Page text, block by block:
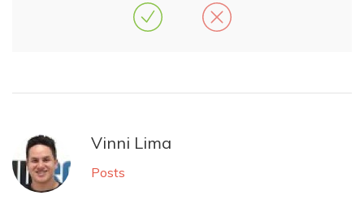
Vinni Lima
Posts